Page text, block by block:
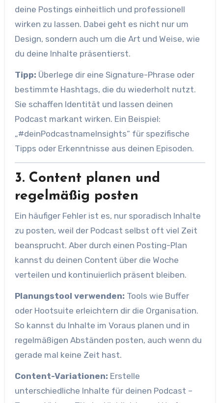
deine Postings einheitlich und professionell
wirken zu lassen. Dabei geht es nicht nur um
Design, sondern auch um die Art und Weise, wie
du deine Inhalte präsentierst.
Tipp: Überlege dir eine Signature-Phrase oder
bestimmte Hashtags, die du wiederholt nutzt.
Sie schaffen Identität und lassen deinen
Podcast markant wirken. Ein Beispiel:
„#deinPodcastnameInsights“ für spezifische
Tipps oder Erkenntnisse aus deinen Episoden.
3. Content planen und
regelmäßig posten
Ein häufiger Fehler ist es, nur sporadisch Inhalte
zu posten, weil der Podcast selbst oft viel Zeit
beansprucht. Aber durch einen Posting-Plan
kannst du deinen Content über die Woche
verteilen und kontinuierlich präsent bleiben.
Planungstool verwenden: Tools wie Buffer
oder Hootsuite erleichtern dir die Organisation.
So kannst du Inhalte im Voraus planen und in
regelmäßigen Abständen posten, auch wenn du
gerade mal keine Zeit hast.
Content-Variationen: Erstelle
unterschiedliche Inhalte für deinen Podcast –